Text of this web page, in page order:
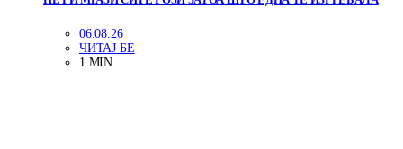
06.08.26
ЧИТАЈ БЕ
1 MIN